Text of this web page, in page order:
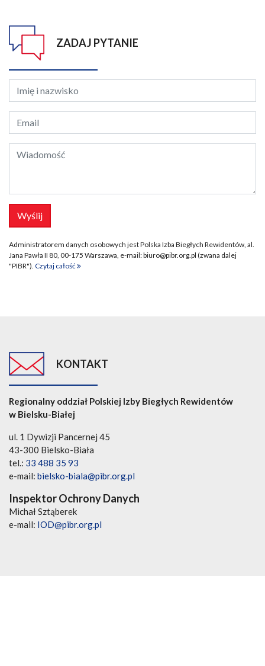
ZADAJ PYTANIE
Administratorem danych osobowych jest Polska Izba Biegłych Rewidentów, al.
Jana Pawła II 80, 00-175 Warszawa, e-mail: biuro@pibr.org.pl (zwana dalej
"PIBR"). Czytaj całość
KONTAKT
Regionalny oddział Polskiej Izby Biegłych Rewidentów
w Bielsku-Białej
ul. 1 Dywizji Pancernej 45
43-300 Bielsko-Biała
tel.: 33 488 35 93
e-mail: bielsko-biala@pibr.org.pl
Inspektor Ochrony Danych
Michał Sztąberek
e-mail: IOD@pibr.org.pl